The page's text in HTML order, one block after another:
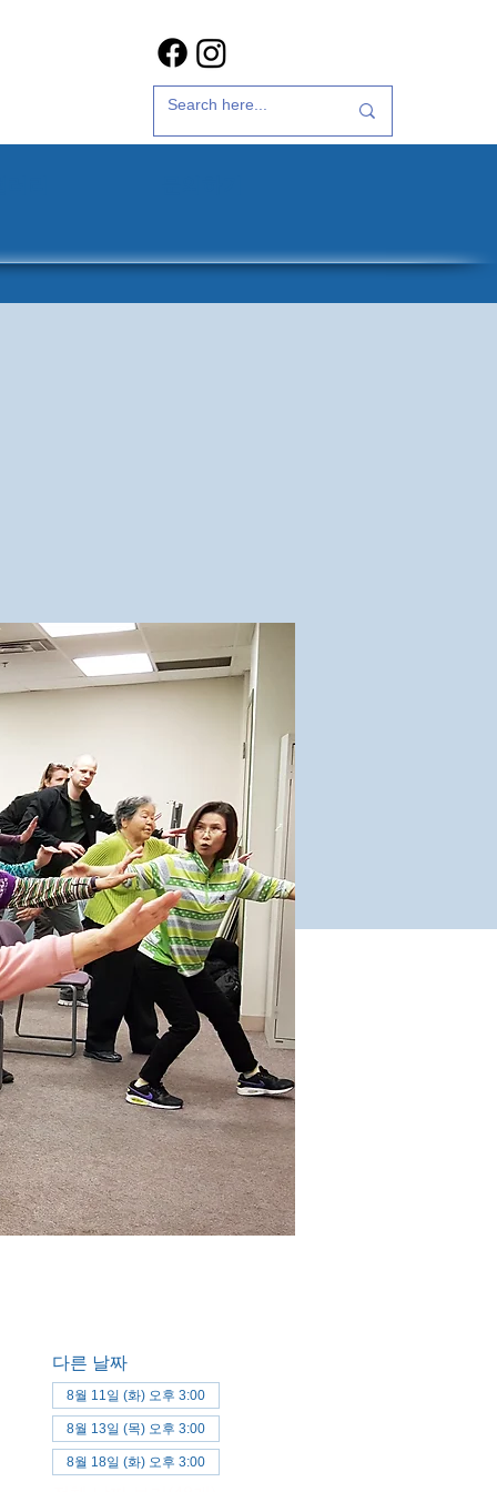
다른 날짜
8월 11일 (화) 오후 3:00
8월 13일 (목) 오후 3:00
8월 18일 (화) 오후 3:00